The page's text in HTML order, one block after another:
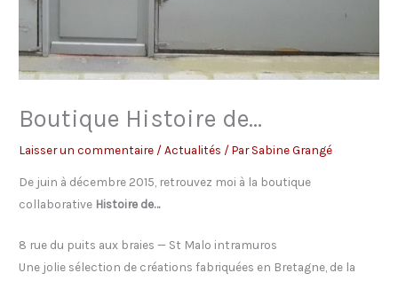
Boutique Histoire de…
Laisser un commentaire /Actualités / ParSabine Grangé
De juin à décembre 2015, retrouvez moi à la boutique
collaborative Histoire de…
8 rue du puits aux braies — St Malo intramuros
Une jolie sélection de créations fabriquées en Bretagne, de la